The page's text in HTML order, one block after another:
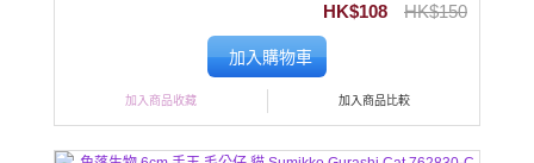
HK$108 HK$150
加入購物車
加入商品收藏 加入商品比較